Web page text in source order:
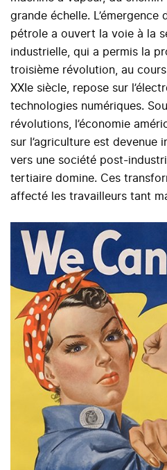
grande échelle. L’émergence
pétrole a ouvert la voie à la
industrielle, qui a permis la
troisième révolution, au
XXIe siècle, repose sur
technologies numériques.
révolutions, l’économie
sur l’agriculture est devenue
vers une société post-
tertiaire domine. Ces
affecté les travailleurs tant